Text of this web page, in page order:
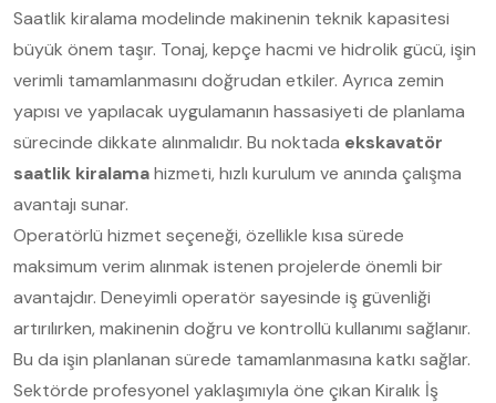
Saatlik kiralama modelinde makinenin teknik kapasitesi
büyük önem taşır. Tonaj, kepçe hacmi ve hidrolik gücü, işin
verimli tamamlanmasını doğrudan etkiler. Ayrıca zemin
yapısı ve yapılacak uygulamanın hassasiyeti de planlama
sürecinde dikkate alınmalıdır. Bu noktada ekskavatör
saatlik kiralamahizmeti, hızlı kurulum ve anında çalışma
avantajı sunar.
Operatörlü hizmet seçeneği, özellikle kısa sürede
maksimum verim alınmak istenen projelerde önemli bir
avantajdır. Deneyimli operatör sayesinde iş güvenliği
artırılırken, makinenin doğru ve kontrollü kullanımı sağlanır.
Bu da işin planlanan sürede tamamlanmasına katkı sağlar.
Sektörde profesyonel yaklaşımıyla öne çıkan Kiralık İş